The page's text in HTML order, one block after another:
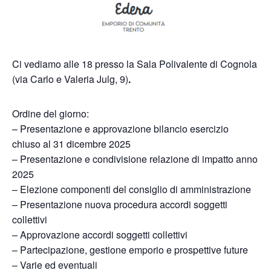
Ci vediamo alle 18 presso la Sala Polivalente di Cognola
(via Carlo e Valeria Julg, 9).
Ordine del giorno:
– Presentazione e approvazione bilancio esercizio
chiuso al 31 dicembre 2025
– Presentazione e condivisione relazione di impatto anno
2025
– Elezione componenti del consiglio di amministrazione
– Presentazione nuova procedura accordi soggetti
collettivi
– Approvazione accordi soggetti collettivi
– Partecipazione, gestione emporio e prospettive future
– Varie ed eventuali